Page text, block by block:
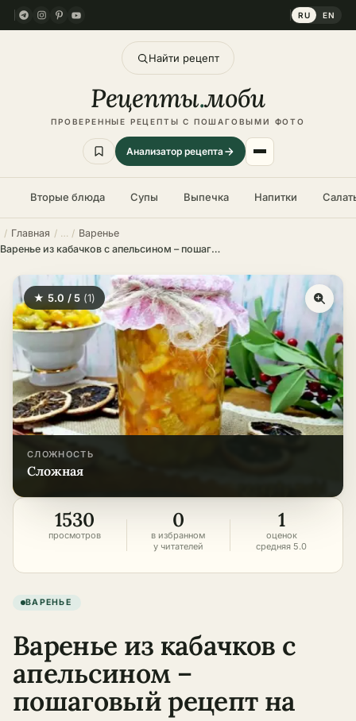
RU EN
Найти рецепт
Рецепты.моби
ПРОВЕРЕННЫЕ РЕЦЕПТЫ С ПОШАГОВЫМИ ФОТО
Анализатор рецепта
Вторые блюда Супы Выпечка Напитки
Главная
Варенье
Варенье из кабачков с апельсином – пошаговый рецепт на зиму
★ 5.0 / 5 (1)
СЛОЖНОСТЬ
сложная
1530
просмотров
0
в избранном
у читателей
1
оценок
средняя 5.0
ВАРЕНЬЕ
Варенье из кабачков с
апельсином –
пошаговый рецепт на